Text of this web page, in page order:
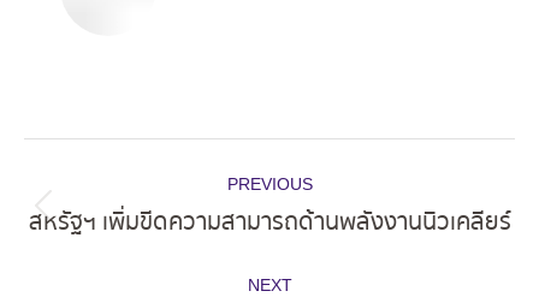
navigation
PREVIOUS
Previous
สหรัฐฯ เพิ่มขีดความสามารถด้านพลังงานนิวเคลียร์
NEXT